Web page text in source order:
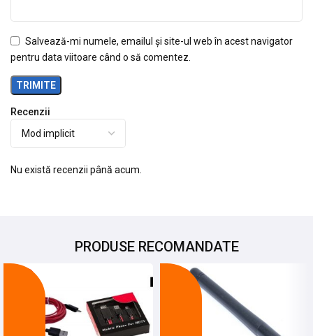
Recenzii
Nu există recenzii până acum.
Salvează-mi numele, emailul și site-ul web în acest navigator
pentru data viitoare când o să comentez.
PRODUSE RECOMANDATE